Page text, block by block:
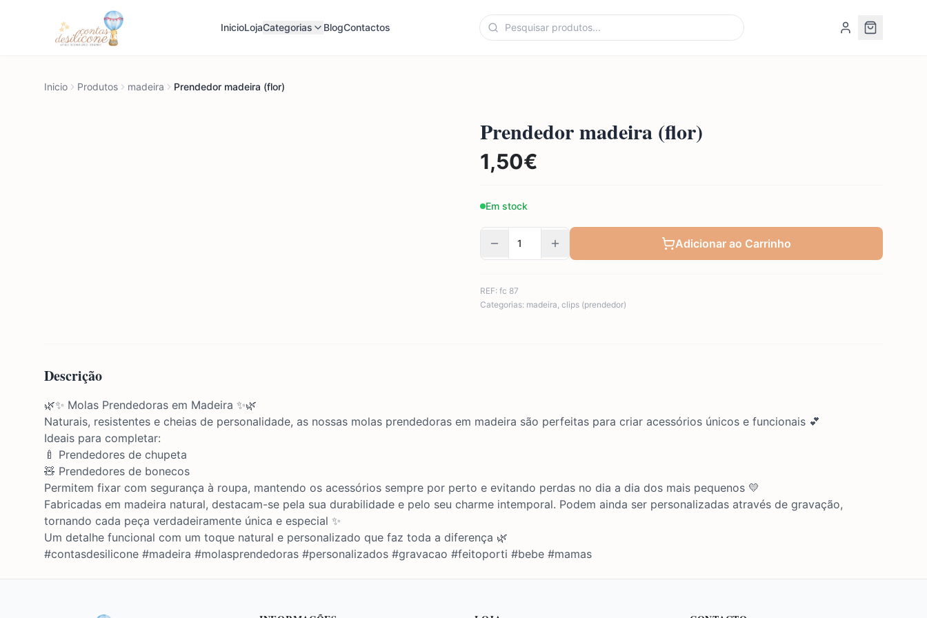
InicioLojaCategorias BlogContactos
Inicio Produtos madeira Prendedor madeira (flor)
Prendedor madeira (flor)
1,50€
Em stock
Adicionar ao Carrinho
REF: fc 87
Categorias: madeira, clips (prendedor)
Descrição
🌿✨ Molas Prendedoras em Madeira ✨🌿
Naturais, resistentes e cheias de personalidade, as nossas molas prendedoras em madeira são perfeitas para criar acessórios únicos e funcionais 💕
Ideais para completar:
🍼 Prendedores de chupeta
🧸 Prendedores de bonecos
Permitem fixar com segurança à roupa, mantendo os acessórios sempre por perto e evitando perdas no dia a dia dos mais pequenos 💛
Fabricadas em madeira natural, destacam-se pela sua durabilidade e pelo seu charme intemporal. Podem ainda ser personalizadas através de gravação,
tornando cada peça verdadeiramente única e especial ✨
Um detalhe funcional com um toque natural e personalizado que faz toda a diferença 🌿
#contasdesilicone #madeira #molasprendedoras #personalizados #gravacao #feitoporti #bebe #mamas